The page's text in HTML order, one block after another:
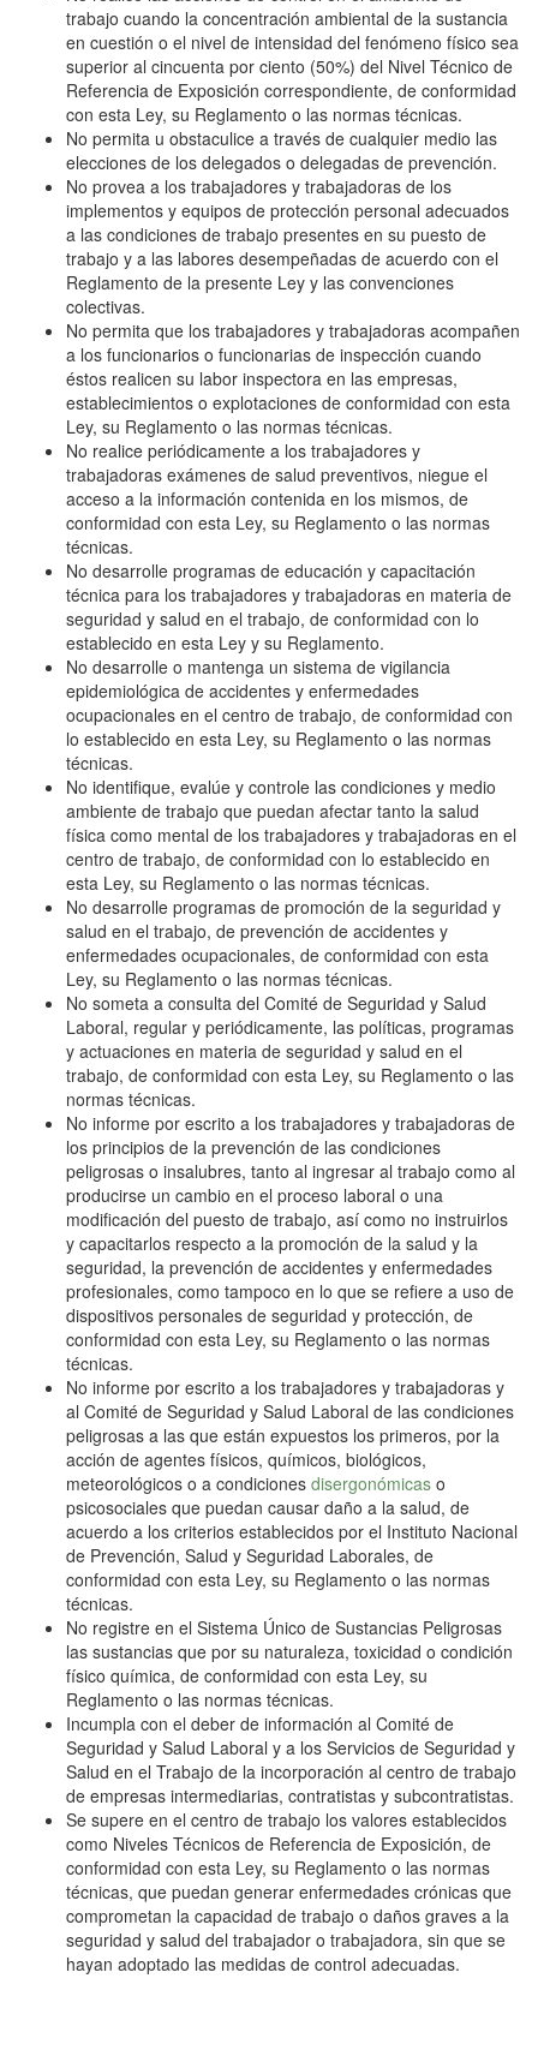
trabajo cuando la concentración ambiental de la sustancia
en cuestión o el nivel de intensidad del fenómeno físico sea
superior al cincuenta por ciento (50%) del Nivel Técnico de
Referencia de Exposición correspondiente, de conformidad
con esta Ley, su Reglamento o las normas técnicas.
No permita u obstaculice a través de cualquier medio las
elecciones de los delegados o delegadas de prevención.
No provea a los trabajadores y trabajadoras de los
implementos y equipos de protección personal adecuados
a las condiciones de trabajo presentes en su puesto de
trabajo y a las labores desempeñadas de acuerdo con el
Reglamento de la presente Ley y las convenciones
colectivas.
No permita que los trabajadores y trabajadoras acompañen
a los funcionarios o funcionarias de inspección cuando
éstos realicen su labor inspectora en las empresas,
establecimientos o explotaciones de conformidad con esta
Ley, su Reglamento o las normas técnicas.
No realice periódicamente a los trabajadores y
trabajadoras exámenes de salud preventivos, niegue el
acceso a la información contenida en los mismos, de
conformidad con esta Ley, su Reglamento o las normas
técnicas.
No desarrolle programas de educación y capacitación
técnica para los trabajadores y trabajadoras en materia de
seguridad y salud en el trabajo, de conformidad con lo
establecido en esta Ley y su Reglamento.
No desarrolle o mantenga un sistema de vigilancia
epidemiológica de accidentes y enfermedades
ocupacionales en el centro de trabajo, de conformidad con
lo establecido en esta Ley, su Reglamento o las normas
técnicas.
No identifique, evalúe y controle las condiciones y medio
ambiente de trabajo que puedan afectar tanto la salud
física como mental de los trabajadores y trabajadoras en el
centro de trabajo, de conformidad con lo establecido en
esta Ley, su Reglamento o las normas técnicas.
No desarrolle programas de promoción de la seguridad y
salud en el trabajo, de prevención de accidentes y
enfermedades ocupacionales, de conformidad con esta
Ley, su Reglamento o las normas técnicas.
No someta a consulta del Comité de Seguridad y Salud
Laboral, regular y periódicamente, las políticas, programas
y actuaciones en materia de seguridad y salud en el
trabajo, de conformidad con esta Ley, su Reglamento o las
normas técnicas.
No informe por escrito a los trabajadores y trabajadoras de
los principios de la prevención de las condiciones
peligrosas o insalubres, tanto al ingresar al trabajo como al
producirse un cambio en el proceso laboral o una
modificación del puesto de trabajo, así como no instruirlos
y capacitarlos respecto a la promoción de la salud y la
seguridad, la prevención de accidentes y enfermedades
profesionales, como tampoco en lo que se refiere a uso de
dispositivos personales de seguridad y protección, de
conformidad con esta Ley, su Reglamento o las normas
técnicas.
No informe por escrito a los trabajadores y trabajadoras y
al Comité de Seguridad y Salud Laboral de las condiciones
peligrosas a las que están expuestos los primeros, por la
acción de agentes físicos, químicos, biológicos,
meteorológicos o a condiciones disergonómicas o
psicosociales que puedan causar daño a la salud, de
acuerdo a los criterios establecidos por el Instituto Nacional
de Prevención, Salud y Seguridad Laborales, de
conformidad con esta Ley, su Reglamento o las normas
técnicas.
No registre en el Sistema Único de Sustancias Peligrosas
las sustancias que por su naturaleza, toxicidad o condición
físico química, de conformidad con esta Ley, su
Reglamento o las normas técnicas.
Incumpla con el deber de información al Comité de
Seguridad y Salud Laboral y a los Servicios de Seguridad y
Salud en el Trabajo de la incorporación al centro de trabajo
de empresas intermediarias, contratistas y subcontratistas.
Se supere en el centro de trabajo los valores establecidos
como Niveles Técnicos de Referencia de Exposición, de
conformidad con esta Ley, su Reglamento o las normas
técnicas, que puedan generar enfermedades crónicas que
comprometan la capacidad de trabajo o daños graves a la
seguridad y salud del trabajador o trabajadora, sin que se
hayan adoptado las medidas de control adecuadas.